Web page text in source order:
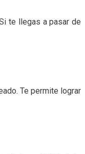
te llegas a pasar de
Te permite lograr